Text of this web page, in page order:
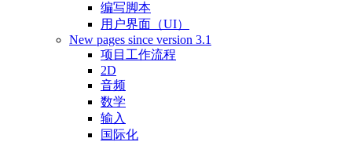
编写脚本
用户界面（UI）
New pages since version 3.1
项目工作流程
2D
音频
数学
输入
国际化